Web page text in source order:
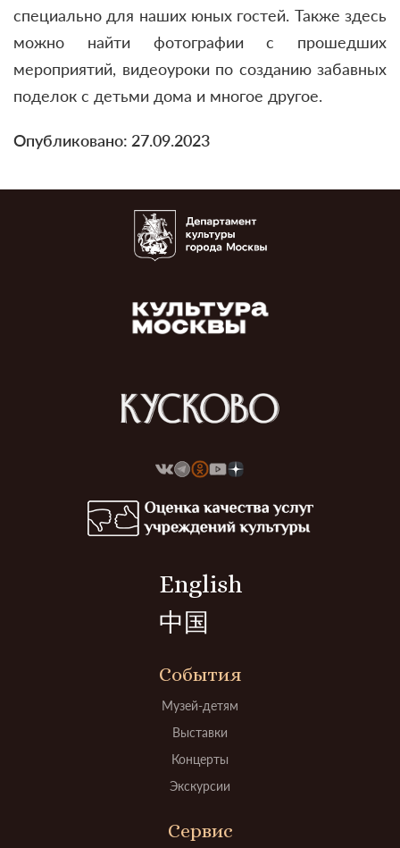
специально для наших юных гостей. Также здесь
можно найти фотографии с прошедших
мероприятий, видеоуроки по созданию забавных
поделок с детьми дома и многое другое.
Опубликовано: 27.09.2023
English
中国
События
Музей-детям
Выставки
Концерты
Экскурсии
Сервис